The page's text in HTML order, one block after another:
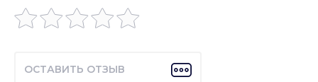
ОСТАВИТЬ ОТЗЫВ